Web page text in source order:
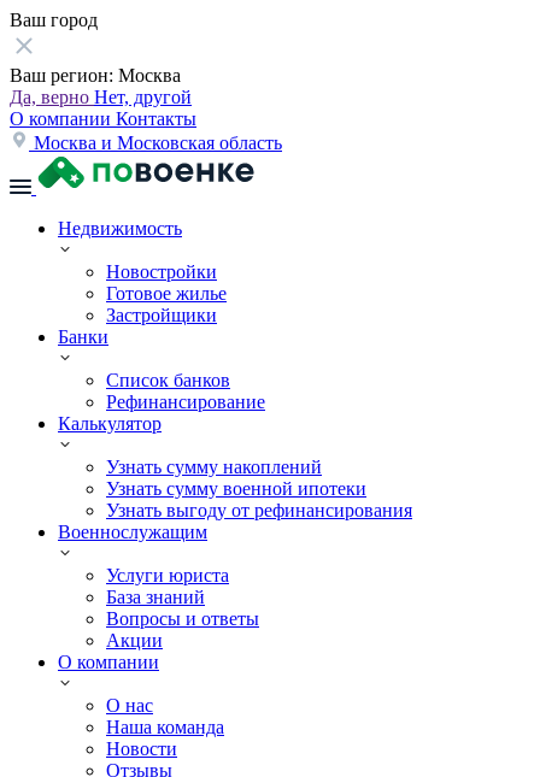
Ваш город
Ваш регион: Москва
Да, верно Нет, другой
О компании Контакты
Москва и Московская область
Недвижимость
Новостройки
Готовое жилье
Застройщики
Банки
Список банков
Рефинансирование
Калькулятор
Узнать сумму накоплений
Узнать сумму военной ипотеки
Узнать выгоду от рефинансирования
Военнослужащим
Услуги юриста
База знаний
Вопросы и ответы
Акции
О компании
О нас
Наша команда
Новости
Отзывы